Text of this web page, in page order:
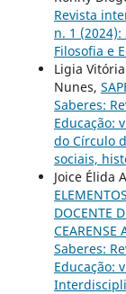
Revista
n. 1
Filosofia e
Ligia
Nunes,
Saberes:
Educação:
do Círculo
sociais,
Joice Élida
DOCENTE
CEARENSE
Saberes:
Educação: